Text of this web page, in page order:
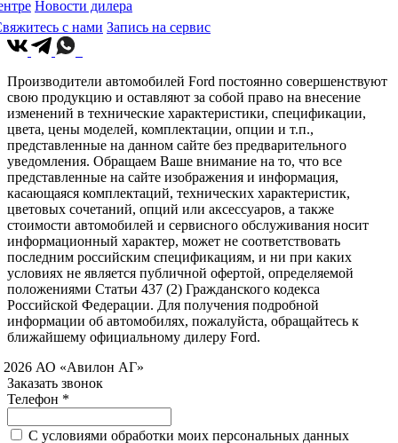
Новости дилера
с нами Запись на сервис
Производители автомобилей Ford постоянно совершенствуют
свою продукцию и оставляют за собой право на внесение
изменений в технические характеристики, спецификации,
цвета, цены моделей, комплектации, опции и т.п.,
представленные на данном сайте без предварительного
уведомления. Обращаем Ваше внимание на то, что все
представленные на сайте изображения и информация,
касающаяся комплектаций, технических характеристик,
цветовых сочетаний, опций или аксессуаров, а также
стоимости автомобилей и сервисного обслуживания носит
информационный характер, может не соответствовать
последним российским спецификациям, и ни при каких
условиях не является публичной офертой, определяемой
положениями Статьи 437 (2) Гражданского кодекса
Российской Федерации. Для получения подробной
информации об автомобилях, пожалуйста, обращайтесь к
ближайшему официальному дилеру Ford.
АО «Авилон АГ»
Заказать звонок
Телефон *
C условиями обработки моих персональных данных